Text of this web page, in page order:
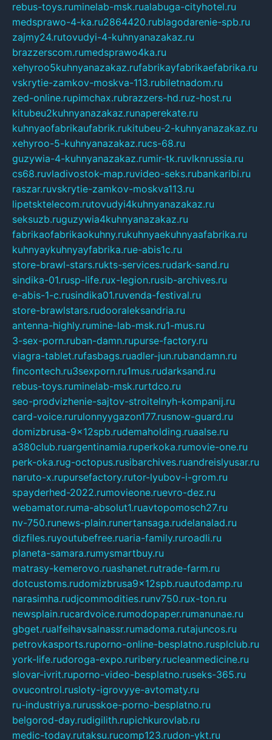
rebus-toys.ruminelab-msk.rualabuga-cityhotel.ru
medsprawo-4-ka.ru2864420.rublagodarenie-spb.ru
zajmy24.rutovudyi-4-kuhnyanazakaz.ru
brazzerscom.rumedsprawo4ka.ru
xehyroo5kuhnyanazakaz.rufabrikayfabrikaefabrika.ru
vskrytie-zamkov-moskva-113.rubiletnadom.ru
zed-online.rupimchax.rubrazzers-hd.ruz-host.ru
kitubeu2kuhnyanazakaz.runaperekate.ru
kuhnyaofabrikaufabrik.rukitubeu-2-kuhnyanazakaz.ru
xehyroo-5-kuhnyanazakaz.rucs-68.ru
guzywia-4-kuhnyanazakaz.rumir-tk.ruvlknrussia.ru
cs68.ruvladivostok-map.ruvideo-seks.rubankaribi.ru
raszar.ruvskrytie-zamkov-moskva113.ru
lipetsktelecom.rutovudyi4kuhnyanazakaz.ru
seksuzb.ruguzywia4kuhnyanazakaz.ru
fabrikaofabrikaokuhny.rukuhnyaekuhnyaafabrika.ru
kuhnyaykuhnyayfabrika.rue-abis1c.ru
store-brawl-stars.rukts-services.rudark-sand.ru
sindika-01.rusp-life.rux-legion.rusib-archives.ru
e-abis-1-c.rusindika01.ruvenda-festival.ru
store-brawlstars.rudooraleksandria.ru
antenna-highly.rumine-lab-msk.ru1-mus.ru
3-sex-porn.ruban-damn.rupurse-factory.ru
viagra-tablet.rufasbags.ruadler-jun.rubandamn.ru
fincontech.ru3sexporn.ru1mus.rudarksand.ru
rebus-toys.ruminelab-msk.rurtdco.ru
seo-prodvizhenie-sajtov-stroitelnyh-kompanij.ru
card-voice.rurulonnyygazon177.rusnow-guard.ru
domizbrusa-9x12spb.rudemaholding.ruaalse.ru
a380club.ruargentinamia.ruperkoka.rumovie-one.ru
perk-oka.rug-octopus.rusibarchives.ruandreislyusar.ru
naruto-x.rupursefactory.rutor-lyubov-i-grom.ru
spayderhed-2022.rumovieone.ruevro-dez.ru
webamator.ruma-absolut1.ruavtopomosch27.ru
nv-750.runews-plain.runertansaga.rudelanalad.ru
dizfiles.ruyoutubefree.ruaria-family.ruroadli.ru
planeta-samara.rumysmartbuy.ru
matrasy-kemerovo.ruashanet.rutrade-farm.ru
dotcustoms.rudomizbrusa9x12spb.ruautodamp.ru
narasimha.rudjcommodities.runv750.rux-ton.ru
newsplain.rucardvoice.rumodopaper.rumanunae.ru
gbget.rualfeihavsalnassr.rumadoma.rutajuncos.ru
petrovkasports.ruporno-online-besplatno.rusplclub.ru
york-life.rudoroga-expo.ruribery.rucleanmedicine.ru
slovar-ivrit.ruporno-video-besplatno.ruseks-365.ru
ovucontrol.rusloty-igrovyye-avtomaty.ru
ru-industriya.rurusskoe-porno-besplatno.ru
belgorod-day.rudigilith.rupichkurovlab.ru
medic-today.rutaksu.rucomp123.rudon-ykt.ru